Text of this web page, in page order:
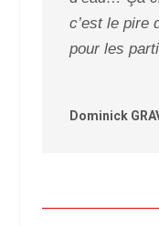
c’est le pire
pour les
Dominick